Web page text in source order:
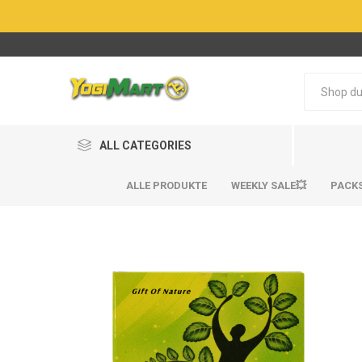
ALL CATEGORIES
ALLE PRODUKTE WEEKLY SALE💥